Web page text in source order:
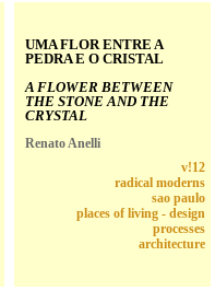
UMA FLOR ENTRE A
PEDRA E O CRISTAL
A FLOWER BETWEEN
THE STONE AND THE
CRYSTAL
Renato Anelli
v!12
radical moderns
sao paulo
places of living - design
processes
architecture